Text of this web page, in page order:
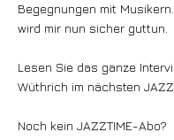
Begegnungen mit
wird mir nun sicher guttun.
Lesen Sie das ganze
Wüthrich im nächsten
Noch kein JAZZTIME-Abo?